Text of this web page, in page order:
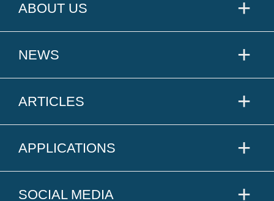
ABOUT US
NEWS
ARTICLES
APPLICATIONS
SOCIAL MEDIA